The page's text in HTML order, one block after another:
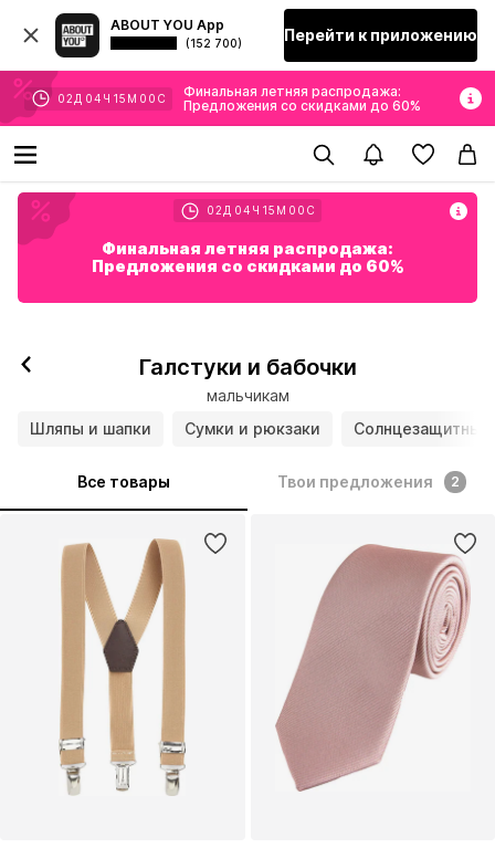
ABOUT YOU App
(152 700) Перейти к приложению
02 Д 04 Ч 14 М 58 С
Финальная летняя распродажа:
Предложения со скидками до 60%
02 Д 04 Ч 14 М 58 С
Финальная летняя распродажа:
Предложения со скидками до 60%
Галстуки и бабочки
мальчикам
Шляпы и шапки
Сумки и рюкзаки Солнцезащитные
Все товары Твои предложения 2